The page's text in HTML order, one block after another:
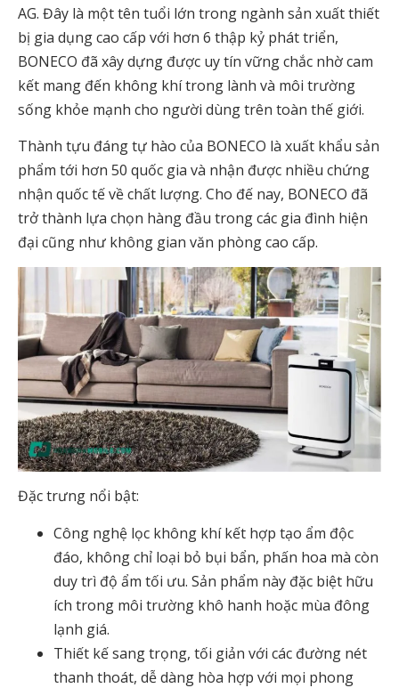
AG. Đây là một tên tuổi lớn trong ngành sản xuất thiết
bị gia dụng cao cấp với hơn 6 thập kỷ phát triển,
BONECO đã xây dựng được uy tín vững chắc nhờ cam
kết mang đến không khí trong lành và môi trường
sống khỏe mạnh cho người dùng trên toàn thế giới.
Thành tựu đáng tự hào của BONECO là xuất khẩu sản
phẩm tới hơn 50 quốc gia và nhận được nhiều chứng
nhận quốc tế về chất lượng. Cho đế nay, BONECO đã
trở thành lựa chọn hàng đầu trong các gia đình hiện
đại cũng như không gian văn phòng cao cấp.
Đặc trưng nổi bật:
Công nghệ lọc không khí kết hợp tạo ẩm độc
đáo, không chỉ loại bỏ bụi bẩn, phấn hoa mà còn
duy trì độ ẩm tối ưu. Sản phẩm này đặc biệt hữu
ích trong môi trường khô hanh hoặc mùa đông
lạnh giá.
Thiết kế sang trọng, tối giản với các đường nét
thanh thoát, dễ dàng hòa hợp với mọi phong